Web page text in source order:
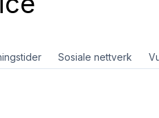
Sosiale nettverk